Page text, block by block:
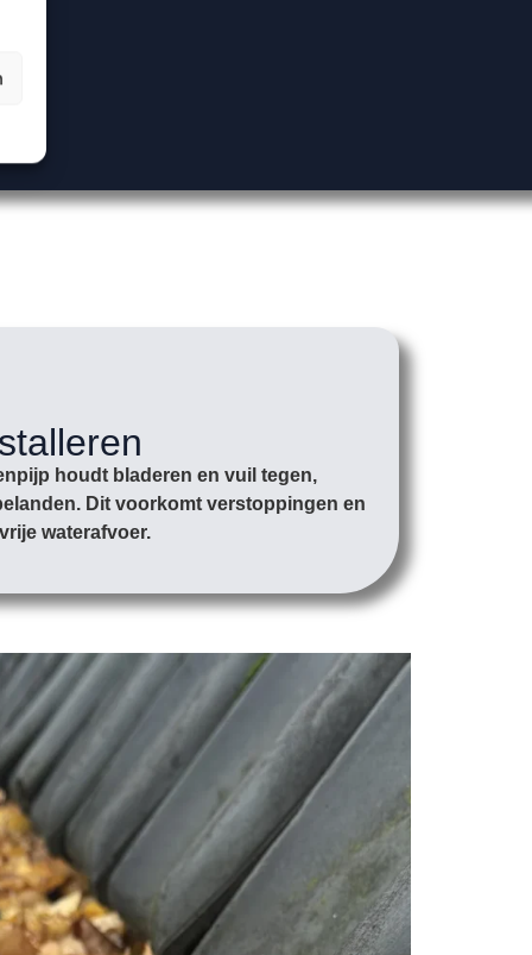
houdt bladeren en vuil tegen,
Dit voorkomt verstoppingen en
waterafvoer.